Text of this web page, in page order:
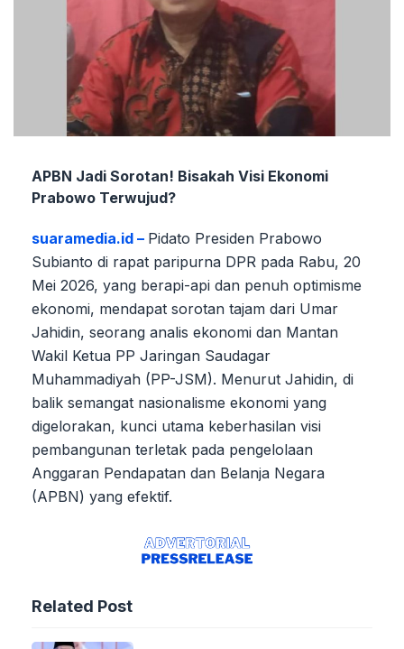
APBN Jadi Sorotan! Bisakah Visi Ekonomi
Prabowo Terwujud?
suaramedia.id – Pidato Presiden Prabowo
Subianto di rapat paripurna DPR pada Rabu, 20
Mei 2026, yang berapi-api dan penuh optimisme
ekonomi, mendapat sorotan tajam dari Umar
Jahidin, seorang analis ekonomi dan Mantan
Wakil Ketua PP Jaringan Saudagar
Muhammadiyah (PP-JSM). Menurut Jahidin, di
balik semangat nasionalisme ekonomi yang
digelorakan, kunci utama keberhasilan visi
pembangunan terletak pada pengelolaan
Anggaran Pendapatan dan Belanja Negara
(APBN) yang efektif.
Related Post